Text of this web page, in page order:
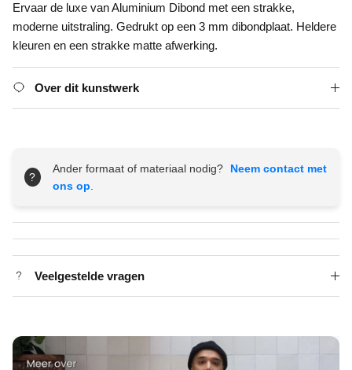
Ervaar de luxe van Aluminium Dibond met een strakke,
moderne uitstraling. Gedrukt op een 3 mm dibondplaat. Heldere
kleuren en een strakke matte afwerking.
Over dit kunstwerk
?
Ander formaat of materiaal nodig?
Neem contact met
ons op.
Veelgestelde vragen